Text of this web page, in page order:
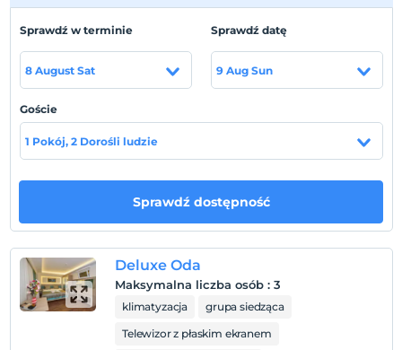
hizmet anlayışı ile ağırlayan Le Premier House, konforlu,
şık ve modern tasarımın en güzel örneklerini sergileyen
daireleri, hayatınızı kolaylaştıracak kişiye özel servis ve
profesyonel ekibi ile yepyeni ve özgün bir dünyanın
kapılarını açıyor. Le Premiere House, ücretsiz Wi-Fi ve
ses yalıtımlı geniş lüks dairelere ev sahipliği
Metro, metrobüs, otobüs duraklarına, İstanbul Adalet
Sarayı, Florence Nightingale Hastesi'ne yürüme
mesafesindedir.
Pokaż na mapie
Sprawdź w terminie
8 August Sat
Sprawdź datę
9 Aug Sun
Goście
1 Pokój, 2 Dorośli ludzie
Sprawdź dostępność
Deluxe Oda
Maksymalna liczba osób : 3
klimatyzacja
grupa siedząca
Telewizor z płaskim ekranem